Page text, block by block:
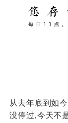
从去年底到如
没停过,今天不